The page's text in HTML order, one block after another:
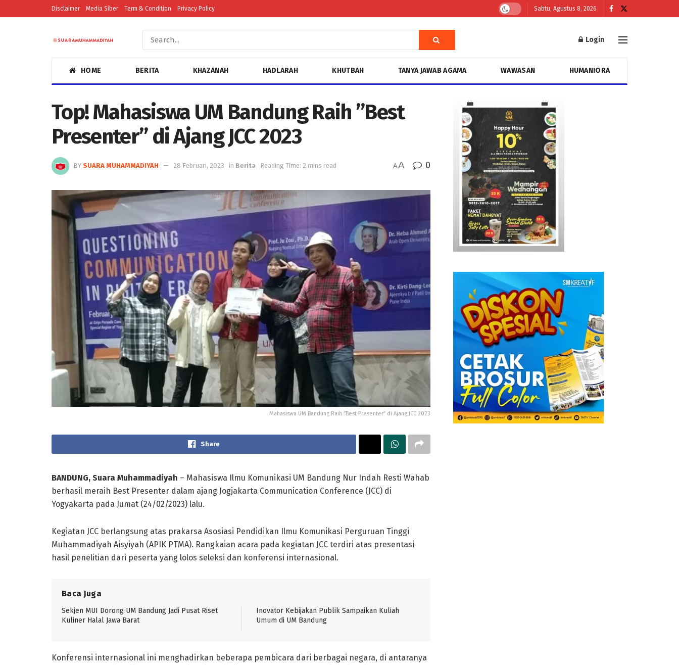
Disclaimer Media Siber Term & Condition Privacy Policy Sabtu, Agustus 8, 2026
Login
HOME BERITA KHAZANAH HADLARAH KHUTBAH TANYA JAWAB AGAMA WAWASAN HUMANIORA
Top! Mahasiswa UM Bandung Raih ”Best
Presenter” di Ajang JCC 2023
BY SUARA MUHAMMADIYAH 28 Februari, 2023 in Berita Reading Time: 2 mins read AA 0
Mahasiswa UM Bandung Raih ”Best Presenter” di Ajang JCC 2023
Share
BANDUNG, Suara Muhammadiyah – Mahasiswa Ilmu Komunikasi UM Bandung Nur Indah Resti Wahab
berhasil meraih Best Presenter dalam ajang Jogjakarta Communication Conference (JCC) di
Yogyakarta pada Jumat (24/02/2023) lalu.
Kegiatan JCC berlangsung atas prakarsa Asosiasi Pendidikan Ilmu Komunikasi Perguruan Tinggi
Muhammadiyah Aisyiyah (APIK PTMA). Rangkaian acara pada kegiatan JCC terdiri atas presentasi
hasil penelitian dari peserta yang lolos seleksi dan konferensi internasional.
Baca Juga
Sekjen MUI Dorong UM Bandung Jadi Pusat Riset
Kuliner Halal Jawa Barat
Inovator Kebijakan Publik Sampaikan Kuliah
Umum di UM Bandung
Konferensi internasional ini menghadirkan beberapa pembicara dari berbagai negara, di antaranya